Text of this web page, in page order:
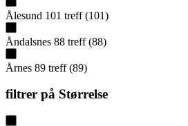
Ålesund 101 treff (101)
Åndalsnes 88 treff (88)
Årnes 89 treff (89)
filtrer på Størrelse